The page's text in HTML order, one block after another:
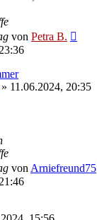
von Petra B.
» 11.06.2024, 20:35
vonArniefreund75